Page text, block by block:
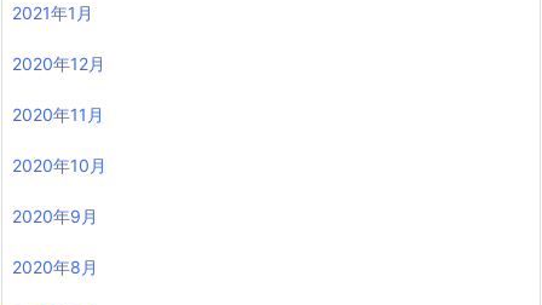
2021年1月
2020年12月
2020年11月
2020年10月
2020年9月
2020年8月